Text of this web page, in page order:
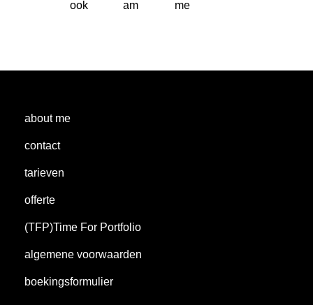
about me
contact
tarieven
offerte
(TFP)Time For Portfolio
algemene voorwaarden
boekingsformulier